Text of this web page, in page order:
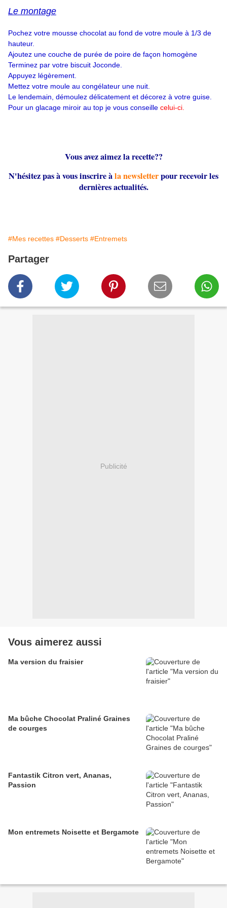
Le montage
Pochez votre mousse chocolat au fond de votre moule à 1/3 de
hauteur.
Ajoutez une couche de purée de poire de façon homogène
Terminez par votre biscuit Joconde.
Appuyez légèrement.
Mettez votre moule au congélateur une nuit.
Le lendemain, démoulez délicatement et décorez à votre guise.
Pour un glacage miroir au top je vous conseille celui-ci.
Vous avez aimez la recette??
N'hésitez pas à vous inscrire àla newsletterpour recevoir les
dernières actualités.
#Mes recettes #Desserts #Entremets
Partager
Publicité
Vous aimerez aussi
Ma version du fraisier
Ma bûche Chocolat Praliné Graines
de courges
Fantastik Citron vert, Ananas,
Passion
Mon entremets Noisette et Bergamote